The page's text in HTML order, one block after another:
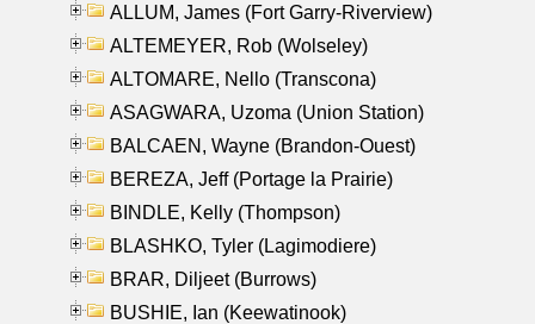
ALLUM, James (Fort Garry-Riverview)
ALTEMEYER, Rob (Wolseley)
ALTOMARE, Nello (Transcona)
ASAGWARA, Uzoma (Union Station)
BALCAEN, Wayne (Brandon-Ouest)
BEREZA, Jeff (Portage la Prairie)
BINDLE, Kelly (Thompson)
BLASHKO, Tyler (Lagimodiere)
BRAR, Diljeet (Burrows)
BUSHIE, Ian (Keewatinook)